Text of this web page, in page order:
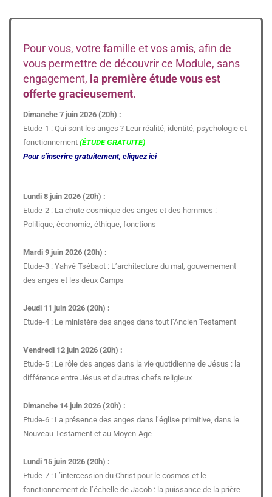
Pour vous, votre famille et vos amis, afin de
vous permettre de découvrir ce Module, sans
engagement, la première étude vous est
offerte gracieusement.
Dimanche 7 juin 2026 (20h) :
Etude-1 : Qui sont les anges ? Leur réalité, identité, psychologie et
fonctionnement (ÉTUDE GRATUITE)
Pour s’inscrire gratuitement, cliquez ici
Lundi 8 juin 2026 (20h) :
Etude-2 : La chute cosmique des anges et des hommes :
Politique, économie, éthique, fonctions
Mardi 9 juin 2026 (20h) :
Etude-3 : Yahvé Tsébaot : L’architecture du mal, gouvernement
des anges et les deux Camps
Jeudi 11 juin 2026 (20h) :
Etude-4 : Le ministère des anges dans tout l’Ancien Testament
Vendredi 12 juin 2026 (20h) :
Etude-5 : Le rôle des anges dans la vie quotidienne de Jésus : la
différence entre Jésus et d’autres chefs religieux
Dimanche 14 juin 2026 (20h) :
Etude-6 : La présence des anges dans l’église primitive, dans le
Nouveau Testament et au Moyen-Age
Lundi 15 juin 2026 (20h) :
Etude-7 : L’intercession du Christ pour le cosmos et le
fonctionnement de l’échelle de Jacob : la puissance de la prière